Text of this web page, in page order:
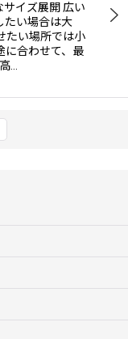
イズ展開 広い
たい場合は大
たい場所では小
に合わせて、最
…